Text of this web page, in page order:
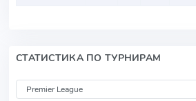
СТАТИСТИКА ПО ТУРНИРАМ